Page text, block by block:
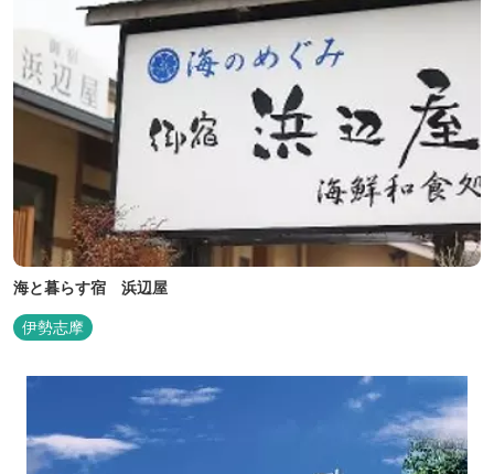
海と暮らす宿 浜辺屋
伊勢志摩